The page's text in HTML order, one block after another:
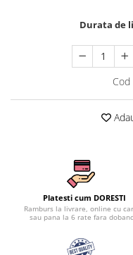
Lenjerii Damasc
Lenjerii De Pat Damasc
Durata de
Cod
Platesti cum DORESTI
Ramburs la livrare, online cu
sau pana la 6 rate fara